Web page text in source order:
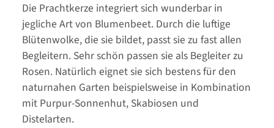
Die Prachtkerze integriert sich wunderbar in
jegliche Art von Blumenbeet. Durch die luftige
Blütenwolke, die sie bildet, passt sie zu fast allen
Begleitern. Sehr schön passen sie als Begleiter zu
Rosen. Natürlich eignet sie sich bestens für den
naturnahen Garten beispielsweise in Kombination
mit Purpur-Sonnenhut, Skabiosen und
Distelarten.